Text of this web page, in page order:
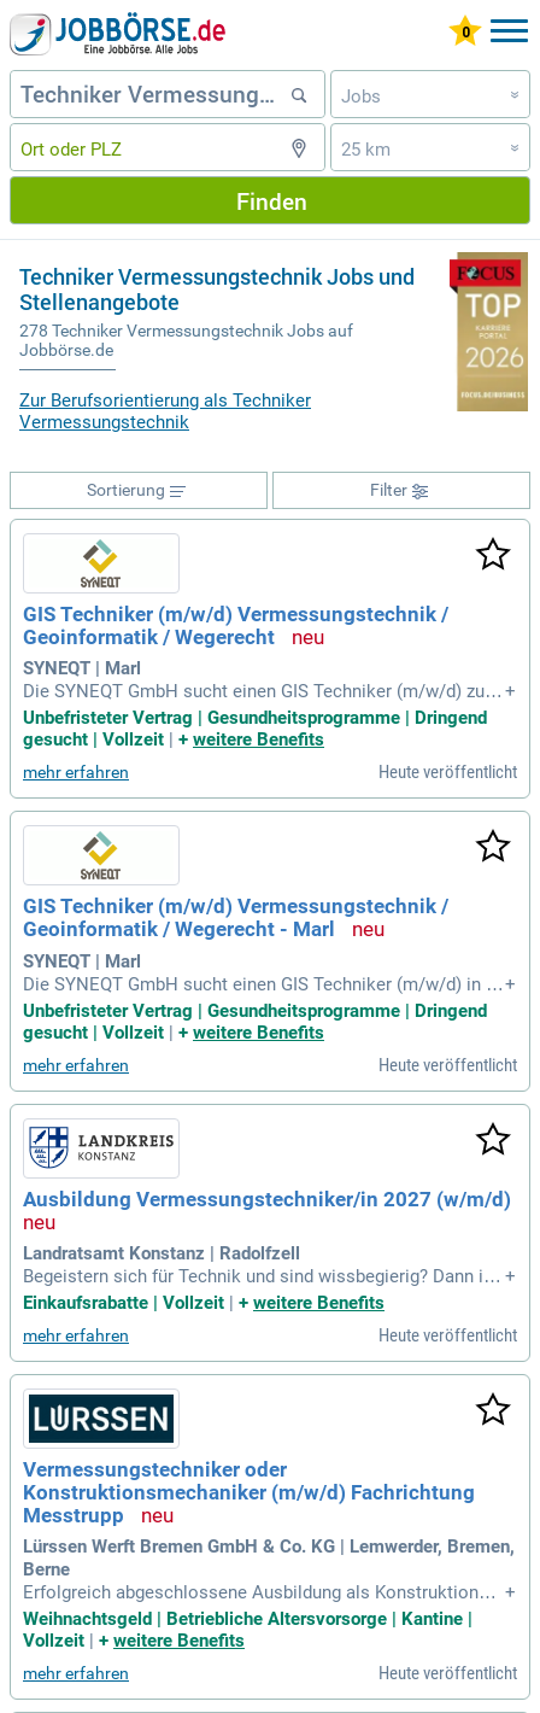
Jobs »
25 km »
Finden
Techniker Vermessungstechnik Jobs und
Stellenangebote
278 Techniker Vermessungstechnik Jobs auf
Jobbörse.de
Zur Berufsorientierung als Techniker
Vermessungstechnik
Filter
Sortierung
GIS Techniker (m/w/d) Vermessungstechnik /
Geoinformatik / Wegerecht
SYNEQT | Marl
Die SYNEQT GmbH sucht einen GIS Techniker (m/w/d) zur
Verstärkung ihres Teams in Vermessungstechnik, Geoinfor
matik und Wegerecht. Das Unternehmen, eine Tochtergesell
für die Prozessindustrie in Marl und Wesseling. Mit einem U
msatz von 1,8 Milliarden Euro und circa 3.500 Mitarbeitern i
st SYNEQT ein entscheidender Partner für die Industrie. Zu I
hren Aufgaben gehört die Bearbeitung von Anfragen sowie d
ie Erteilung von Planauskünften im Bereich Fernleitungen. Z
udem erstellen Sie Stellungnahmen und Kreuzungsverträge,
um einen reibungslosen Betrieb zu gewährleisten. Bewerben
Sie sich jetzt und werden Sie Teil eines innovativen Unterne
hmens!
+
Unbefristeter Vertrag | Gesundheitsprogramme | Dringend
gesucht | Vollzeit
+ weitere Benefits
mehr erfahren Heute veröffentlicht
GIS Techniker (m/w/d) Vermessungstechnik /
Geoinformatik / Wegerecht - Marl
SYNEQT | Marl
Die SYNEQT GmbH sucht einen GIS Techniker (m/w/d) in M
arl zur Verstärkung ihres Teams. Bewerber sollten eine Aus
bildung in Vermessungstechnik oder Geoinformatik haben u
nd Erfahrung im Infrastrukturbereich mitbringen. Zu den Auf
gaben gehören die Bearbeitung von Planauskünften, Verhan
dlungen um Leitungsrechte sowie die Dokumentation von G
rundstücksdaten. Der Umgang mit Geoinformationssystem
en und vertraglichen Regelungen ist Voraussetzung. Ein stru
kturiertes, eigenverantwortliches Arbeiten wird erwartet. Pro
fitieren Sie von einer unbefristeten Anstellung in einem wac
hsenden Unternehmen und gestalten Sie die Zukunft der Infr
astruktur mit!
+
Unbefristeter Vertrag | Gesundheitsprogramme | Dringend
gesucht | Vollzeit | + weitere Benefits
mehr erfahren Heute veröffentlicht
Ausbildung Vermessungstechniker/in 2027 (w/m/d)
Landratsamt Konstanz | Radolfzell
Begeistern sich für Technik und sind wissbegierig? Dann ist
eine Ausbildung als Vermessungstechniker/in beim Landrat
e sich bis zum 18. Oktober 2026 für den Ausbildungsstart a
m 1.
+
Einkaufsrabatte | Vollzeit | + weitere Benefits
mehr erfahren Heute veröffentlicht
Vermessungstechniker oder
Konstruktionsmechaniker (m/w/d) Fachrichtung
Messtrupp
Lürssen Werft Bremen GmbH & Co. KG | Lemwerder, Bremen,
Berne
Erfolgreich abgeschlossene Ausbildung als Konstruktionsm
echaniker oder Vermessungstechniker; Mehrjährige Berufse
rfahrung in der maritimen Branche; Ein hohes Maß an Leistu
t; Engagiertes, systematisches
+
Weihnachtsgeld | Betriebliche Altersvorsorge | Kantine |
Vollzeit
+ weitere Benefits
mehr erfahren Heute veröffentlicht